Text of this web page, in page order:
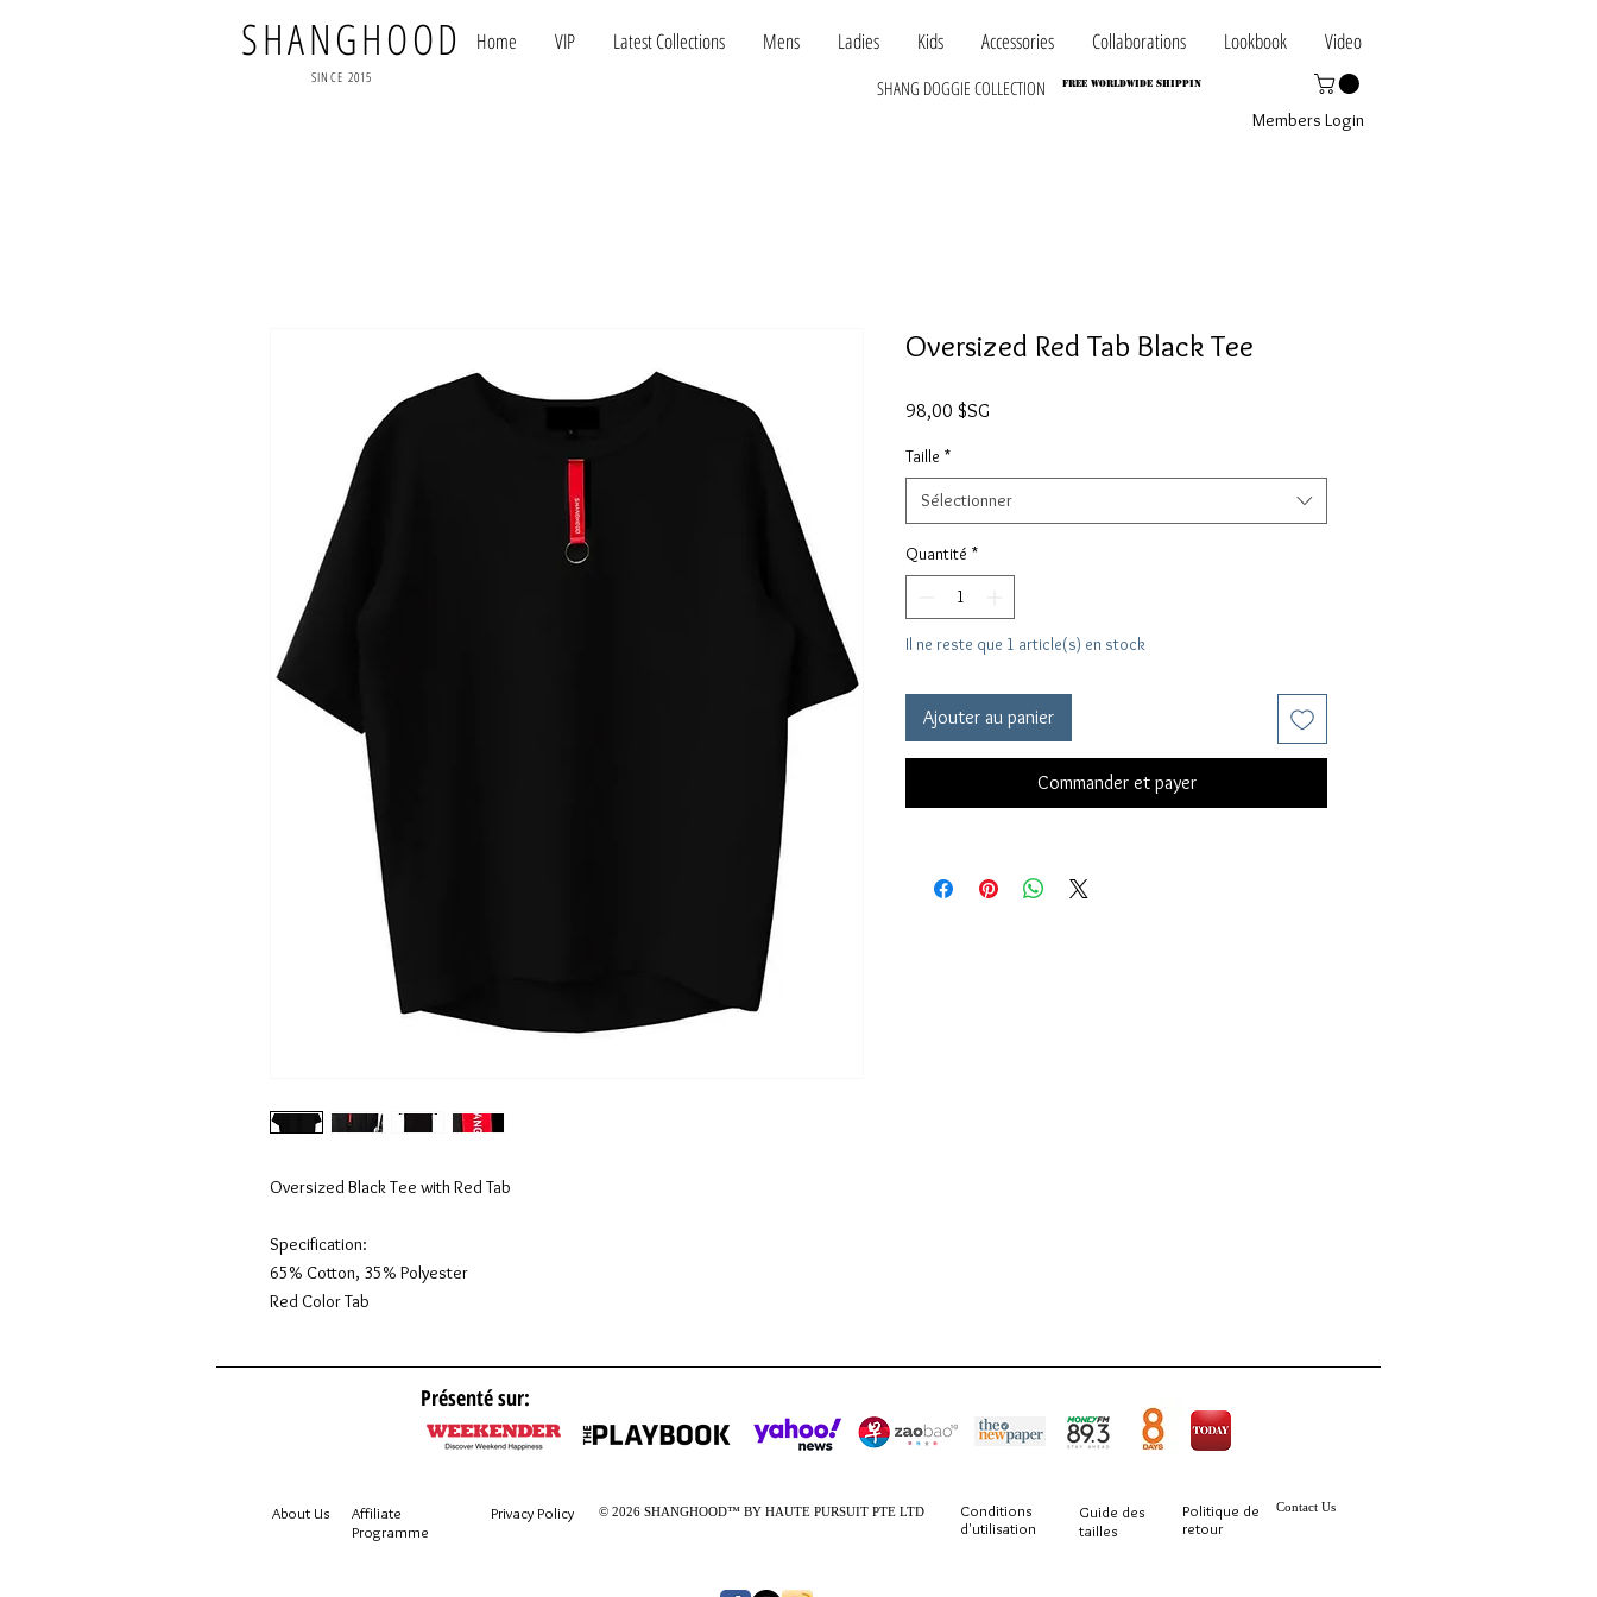
SHANGHOOD
SINCE 2015
Home VIP Latest Collections Mens Ladies Kids Accessories Collaborations Lookbook Video
FREE WORLDWIDE SHIPPIN
SHANG DOGGIE COLLECTION
Members Login
Oversized Black Tee with Red Tab
Specification:
65% Cotton, 35% Polyester
Red Color Tab
Oversized Red Tab Black Tee
98,00 $SG
Taille *
Sélectionner
Quantité *
Il ne reste que 1 article(s) en stock
Ajouter au panier
Commander et payer
Présenté sur:
Affiliate
Programme
About Us Privacy Policy © 2026 SHANGHOOD™ BY HAUTE PURSUIT PTE LTD
Conditions
d'utilisation
Guide des
tailles
Politique de
retour
Contact Us